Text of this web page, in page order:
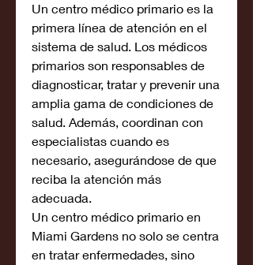
Un centro médico primario es la
primera línea de atención en el
sistema de salud. Los médicos
primarios son responsables de
diagnosticar, tratar y prevenir una
amplia gama de condiciones de
salud. Además, coordinan con
especialistas cuando es
necesario, asegurándose de que
reciba la atención más
adecuada.
Un centro médico primario en
Miami Gardens no solo se centra
en tratar enfermedades, sino